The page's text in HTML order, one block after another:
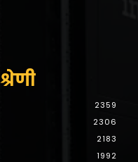
2359
2306
2183
1992